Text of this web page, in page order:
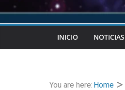
INICIO NOTICIAS
You are here: Home